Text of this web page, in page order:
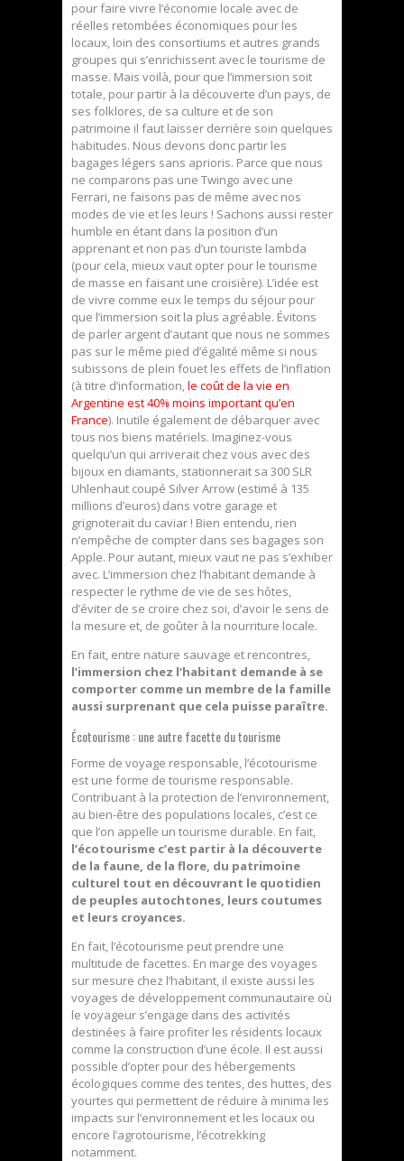
pour faire vivre l’économie locale avec de
réelles retombées économiques pour les
locaux, loin des consortiums et autres grands
groupes qui s’enrichissent avec le tourisme de
masse. Mais voilà, pour que l’immersion soit
totale, pour partir à la découverte d’un pays, de
ses folklores, de sa culture et de son
patrimoine il faut laisser derrière soin quelques
habitudes. Nous devons donc partir les
bagages légers sans aprioris. Parce que nous
ne comparons pas une Twingo avec une
Ferrari, ne faisons pas de même avec nos
modes de vie et les leurs ! Sachons aussi rester
humble en étant dans la position d’un
apprenant et non pas d’un touriste lambda
(pour cela, mieux vaut opter pour le tourisme
de masse en faisant une croisière). L’idée est
de vivre comme eux le temps du séjour pour
que l’immersion soit la plus agréable. Évitons
de parler argent d’autant que nous ne sommes
pas sur le même pied d’égalité même si nous
subissons de plein fouet les effets de l’inflation
(à titre d’information,le coût de la vie en
Argentine est 40% moins important qu’en
France). Inutile également de débarquer avec
tous nos biens matériels. Imaginez-vous
quelqu’un qui arriverait chez vous avec des
bijoux en diamants, stationnerait sa 300 SLR
Uhlenhaut coupé Silver Arrow (estimé à 135
millions d’euros) dans votre garage et
grignoterait du caviar ! Bien entendu, rien
n’empêche de compter dans ses bagages son
Apple. Pour autant, mieux vaut ne pas s’exhiber
avec. L’immersion chez l’habitant demande à
respecter le rythme de vie de ses hôtes,
d’éviter de se croire chez soi, d’avoir le sens de
la mesure et, de goûter à la nourriture locale.
En fait, entre nature sauvage et rencontres,
l’immersion chez l’habitant demande à se
comporter comme un membre de la famille
aussi surprenant que cela puisse paraître.
Écotourisme : une autre facette du tourisme
Forme de voyage responsable, l’écotourisme
est une forme de tourisme responsable.
Contribuant à la protection de l’environnement,
au bien-être des populations locales, c’est ce
que l’on appelle un tourisme durable. En fait,
l’écotourisme c’est partir à la découverte
de la faune, de la flore, du patrimoine
culturel tout en découvrant le quotidien
de peuples autochtones, leurs coutumes
et leurs croyances.
En fait, l’écotourisme peut prendre une
multitude de facettes. En marge des voyages
sur mesure chez l’habitant, il existe aussi les
voyages de développement communautaire où
le voyageur s’engage dans des activités
destinées à faire profiter les résidents locaux
comme la construction d’une école. Il est aussi
possible d’opter pour des hébergements
écologiques comme des tentes, des huttes, des
yourtes qui permettent de réduire à minima les
impacts sur l’environnement et les locaux ou
encore l’agrotourisme, l’écotrekking
notamment.